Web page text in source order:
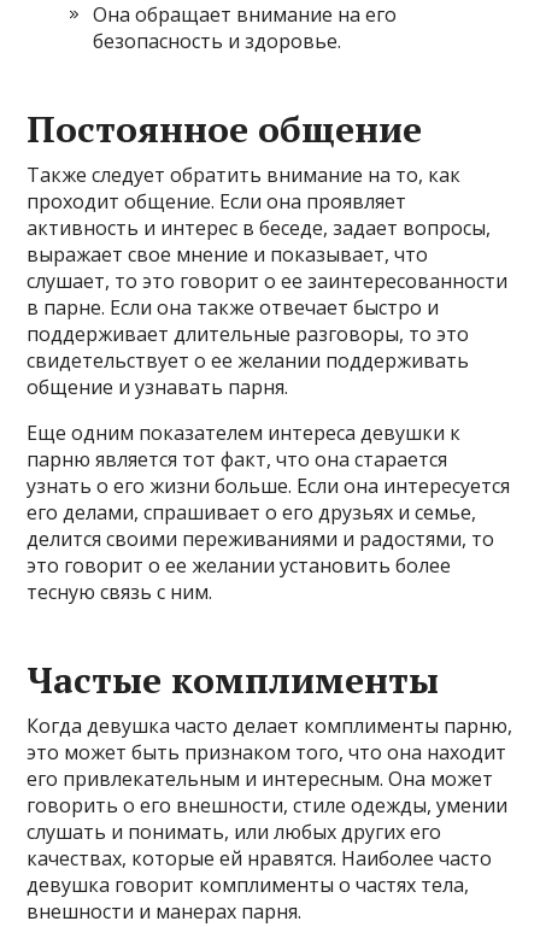
Она обращает внимание на его
безопасность и здоровье.
Постоянное общение
Также следует обратить внимание на то, как
проходит общение. Если она проявляет
активность и интерес в беседе, задает вопросы,
выражает свое мнение и показывает, что
слушает, то это говорит о ее заинтересованности
в парне. Если она также отвечает быстро и
поддерживает длительные разговоры, то это
свидетельствует о ее желании поддерживать
общение и узнавать парня.
Еще одним показателем интереса девушки к
парню является тот факт, что она старается
узнать о его жизни больше. Если она интересуется
его делами, спрашивает о его друзьях и семье,
делится своими переживаниями и радостями, то
это говорит о ее желании установить более
тесную связь с ним.
Частые комплименты
Когда девушка часто делает комплименты парню,
это может быть признаком того, что она находит
его привлекательным и интересным. Она может
говорить о его внешности, стиле одежды, умении
слушать и понимать, или любых других его
качествах, которые ей нравятся. Наиболее часто
девушка говорит комплименты о частях тела,
внешности и манерах парня.